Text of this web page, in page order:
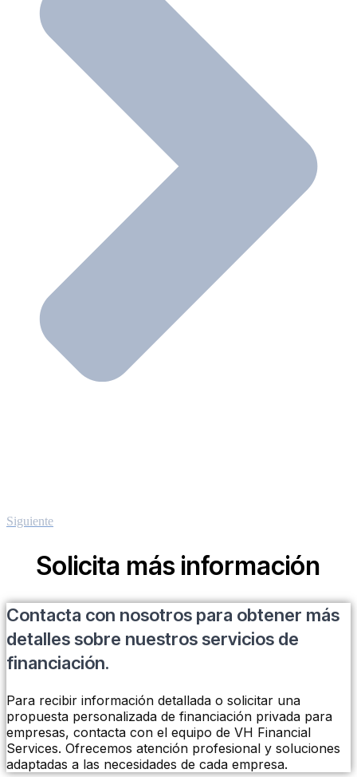
Siguiente
Solicita más información
Contacta con nosotros para obtener más
detalles sobre nuestros servicios de
financiación.
Para recibir información detallada o solicitar una
propuesta personalizada de financiación privada para
empresas, contacta con el equipo de VH Financial
Services. Ofrecemos atención profesional y soluciones
adaptadas a las necesidades de cada empresa.